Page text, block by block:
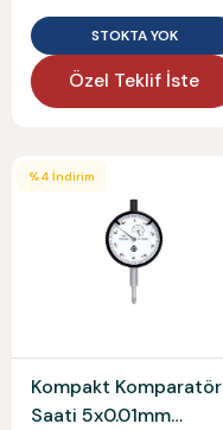
STOKTA YOK
Özel Teklif İste
%4 İndirim
Kompakt Komparatör
Saati 5x0.01mm